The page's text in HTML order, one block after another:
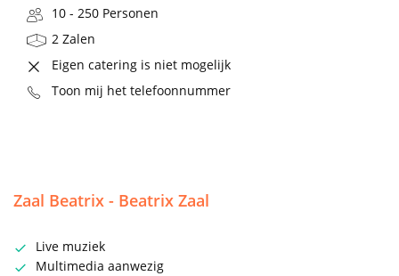
10 - 250 Personen
2 Zalen
Eigen catering is niet mogelijk
Toon mij het telefoonnummer
Zaal Beatrix - Beatrix Zaal
Live muziek
Multimedia aanwezig